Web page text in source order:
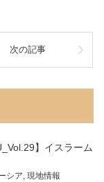
次の記事
】イスラーム
シア, 現地情報